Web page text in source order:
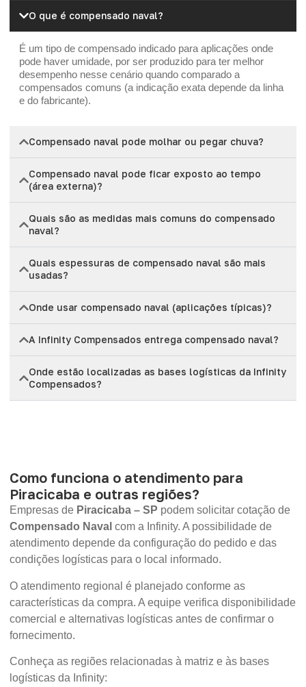
O que é compensado naval?
É um tipo de compensado indicado para aplicações onde
pode haver umidade, por ser produzido para ter melhor
desempenho nesse cenário quando comparado a
compensados comuns (a indicação exata depende da linha
e do fabricante).
Compensado naval pode molhar ou pegar chuva?
Compensado naval pode ficar exposto ao tempo
(área externa)?
Quais são as medidas mais comuns do compensado
naval?
Quais espessuras de compensado naval são mais
usadas?
Onde usar compensado naval (aplicações típicas)?
A Infinity Compensados entrega compensado naval?
Onde estão localizadas as bases logísticas da Infinity
Compensados?
Como funciona o atendimento para
Piracicaba e outras regiões?
Empresas de Piracicaba – SP podem solicitar cotação de
Compensado Naval com a Infinity. A possibilidade de
atendimento depende da configuração do pedido e das
condições logísticas para o local informado.
O atendimento regional é planejado conforme as
características da compra. A equipe verifica disponibilidade
comercial e alternativas logísticas antes de confirmar o
fornecimento.
Conheça as regiões relacionadas à matriz e às bases
logísticas da Infinity: